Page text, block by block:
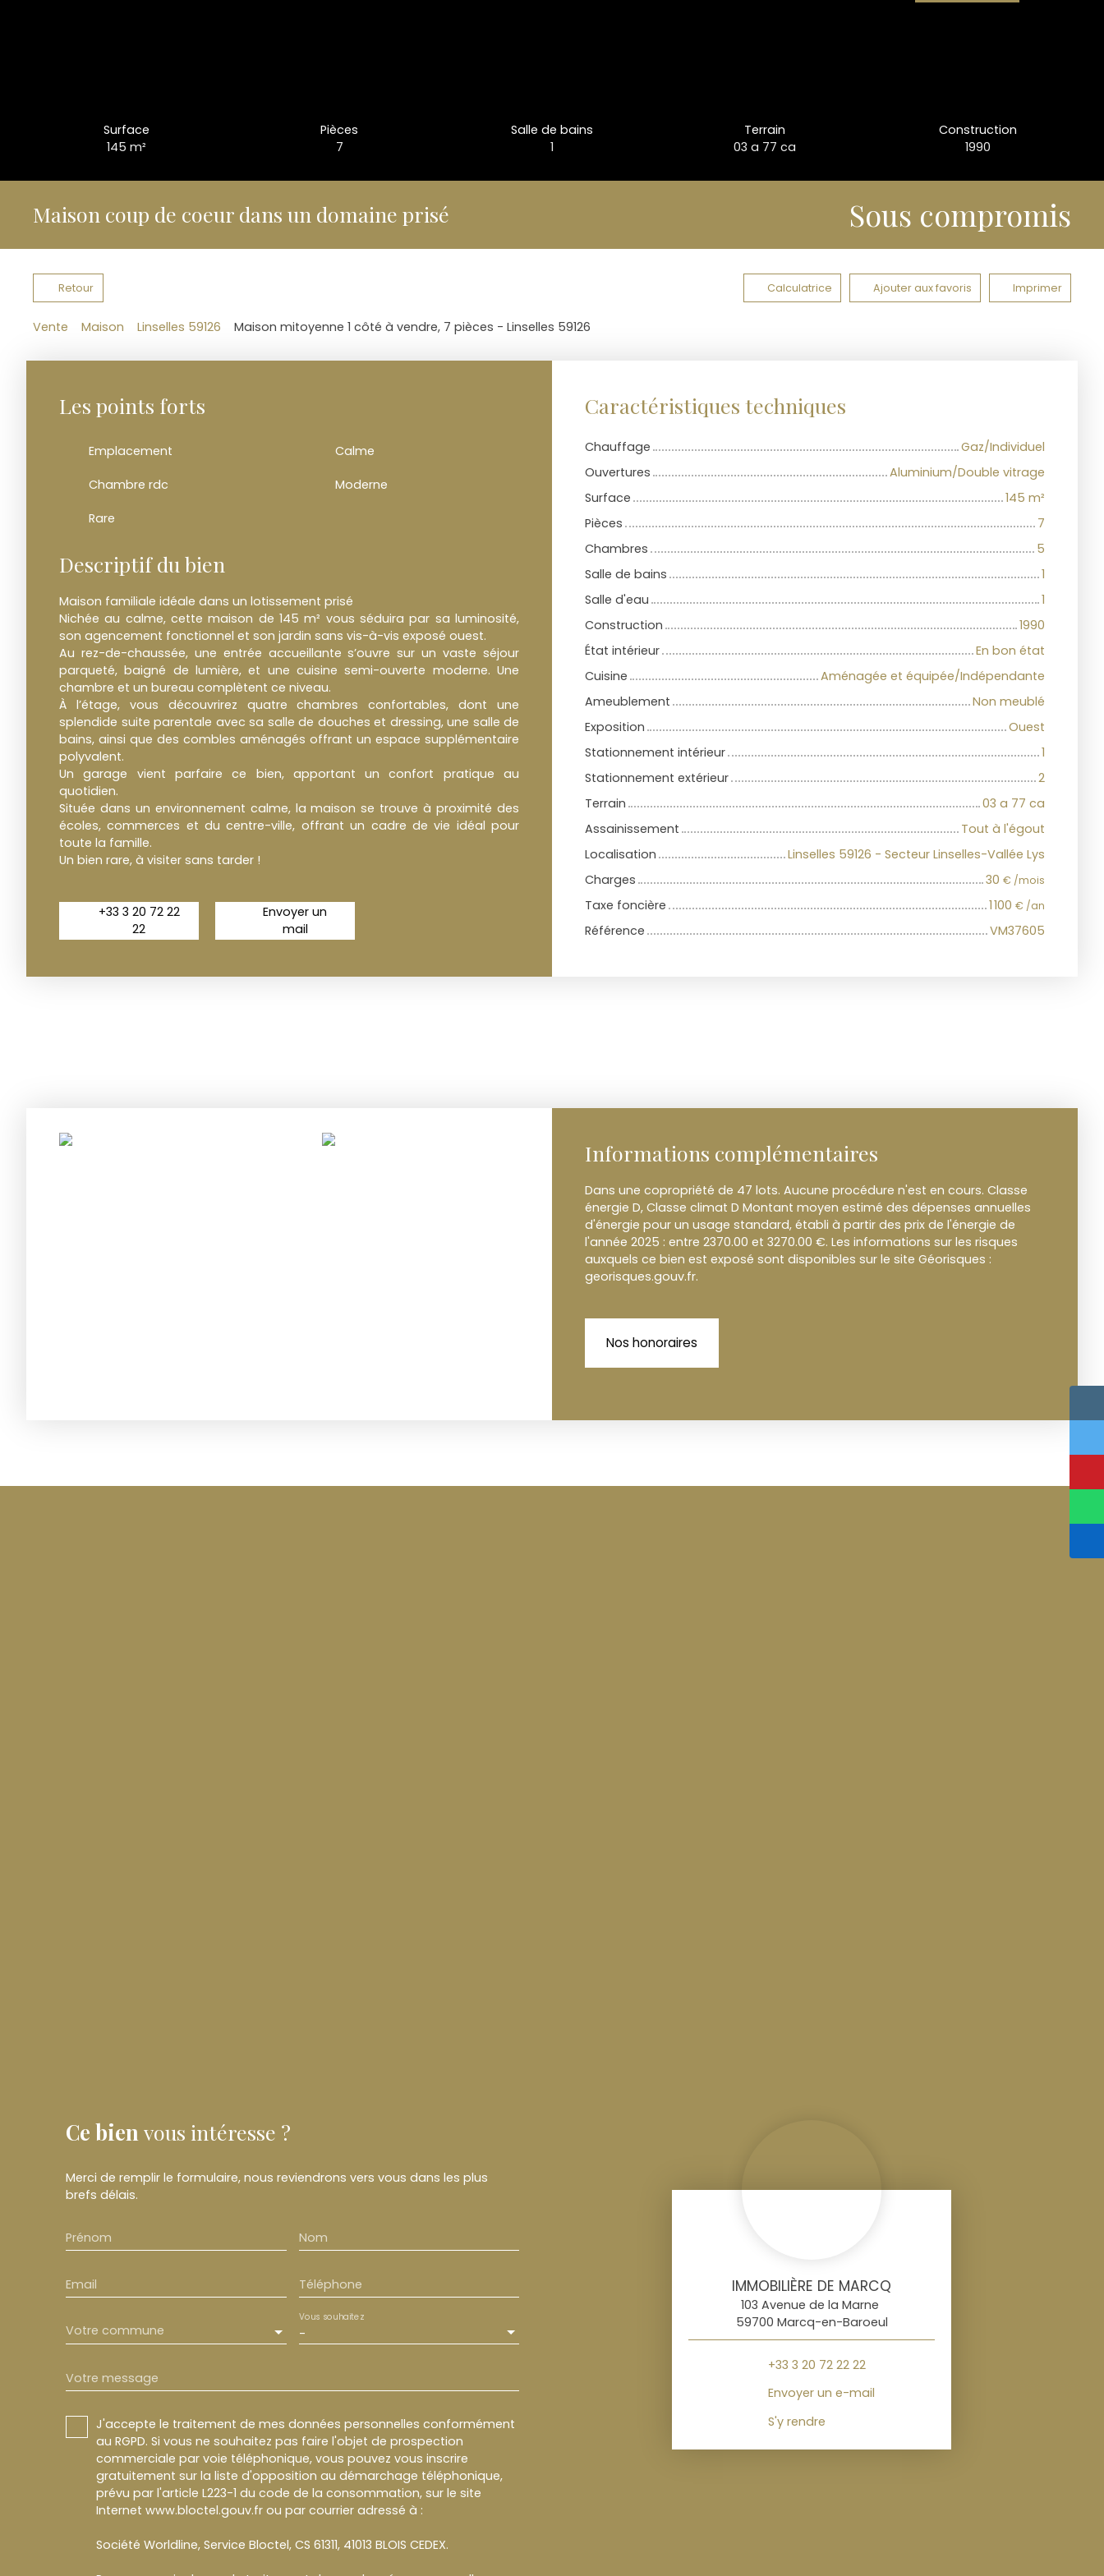
Surface
145 m²
Pièces
7
Salle de bains
1
Terrain
03 a 77 ca
Construction
1990
Maison coup de coeur dans un domaine prisé Sous compromis
Retour Calculatrice Ajouter aux favoris Imprimer
Vente Maison Linselles 59126 Maison mitoyenne 1 côté à vendre, 7 pièces - Linselles 59126
Les points forts
Emplacement Calme
Chambre rdc Moderne
Rare
Descriptif du bien
Maison familiale idéale dans un lotissement prisé
Nichée au calme, cette maison de 145 m² vous séduira par sa luminosité,
son agencement fonctionnel et son jardin sans vis-à-vis exposé ouest.
Au rez-de-chaussée, une entrée accueillante s’ouvre sur un vaste séjour
parqueté, baigné de lumière, et une cuisine semi-ouverte moderne. Une
chambre et un bureau complètent ce niveau.
À l’étage, vous découvrirez quatre chambres confortables, dont une
splendide suite parentale avec sa salle de douches et dressing, une salle de
bains, ainsi que des combles aménagés offrant un espace supplémentaire
polyvalent.
Un garage vient parfaire ce bien, apportant un confort pratique au
quotidien.
Située dans un environnement calme, la maison se trouve à proximité des
écoles, commerces et du centre-ville, offrant un cadre de vie idéal pour
toute la famille.
Un bien rare, à visiter sans tarder !
+33 3 20 72 22
22
Envoyer un
mail
Caractéristiques techniques
Chauffage
Gaz/Individuel
Ouvertures
Aluminium/Double vitrage
Surface
145 m²
Pièces
7
Chambres
5
Salle de bains
1
Salle d'eau
1
Construction
1990
État intérieur
En bon état
Cuisine
Aménagée et équipée/Indépendante
Ameublement
Non meublé
Exposition
Ouest
Stationnement intérieur
1
Stationnement extérieur
2
Terrain
03 a 77 ca
Assainissement
Tout à l'égout
Localisation
Linselles 59126 - Secteur Linselles-Vallée Lys
Charges
30 € /mois
Taxe foncière 1 100 € /an
Référence VM37605
Informations complémentaires
Dans une copropriété de 47 lots. Aucune procédure n'est en cours. Classe
énergie D, Classe climat D Montant moyen estimé des dépenses annuelles
d'énergie pour un usage standard, établi à partir des prix de l'énergie de
l'année 2025 : entre 2370.00 et 3270.00 €. Les informations sur les risques
auxquels ce bien est exposé sont disponibles sur le site Géorisques :
georisques.gouv.fr.
Nos honoraires
Ce bien vous intéresse ?
Merci de remplir le formulaire, nous reviendrons vers vous dans les plus
brefs délais.
Prénom Nom
Email Téléphone
Votre commune -
Vous souhaitez
Votre message
J'accepte le traitement de mes données personnelles conformément
au RGPD. Si vous ne souhaitez pas faire l'objet de prospection
commerciale par voie téléphonique, vous pouvez vous inscrire
gratuitement sur la liste d'opposition au démarchage téléphonique,
prévu par l'article L223-1 du code de la consommation, sur le site
Internet www.bloctel.gouv.fr ou par courrier adressé à :
Société Worldline, Service Bloctel, CS 61311, 41013 BLOIS CEDEX.
IMMOBILIÈRE DE MARCQ
103 Avenue de la Marne
59700 Marcq-en-Baroeul
+33 3 20 72 22 22
Envoyer un e-mail
S'y rendre